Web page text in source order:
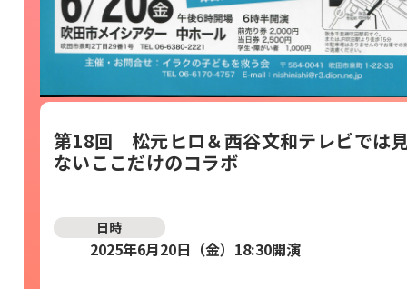
第18回 松元ヒロ＆西谷文和テレビでは
ないここだけのコラボ
日時
2025年6月20日（金）18:30開演